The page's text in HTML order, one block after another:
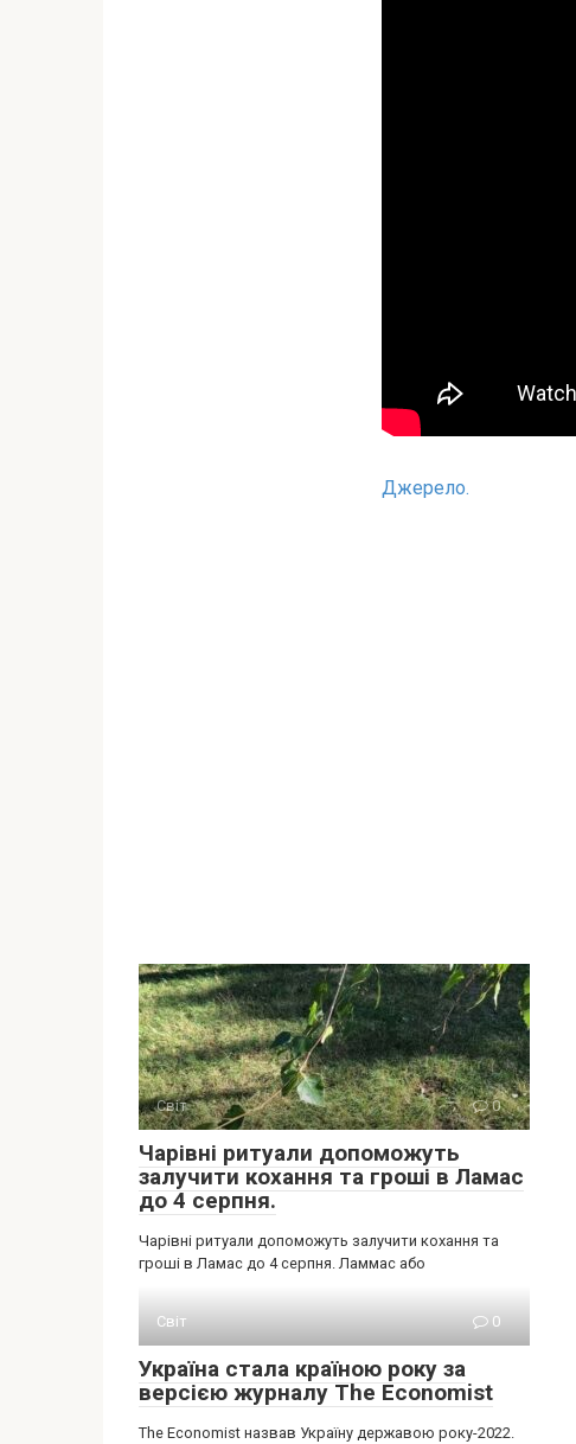
Джерело.
Світ 0
Чарівні ритуали допоможуть
залучити кохання та гроші в Ламас
до 4 серпня.
Чарівні ритуали допоможуть залучити кохання та
гроші в Ламас до 4 серпня. Ламмас або
Світ 0
Україна стала країною року за
версією журналу The Economist
The Economist назвав Україну державою року-2022.